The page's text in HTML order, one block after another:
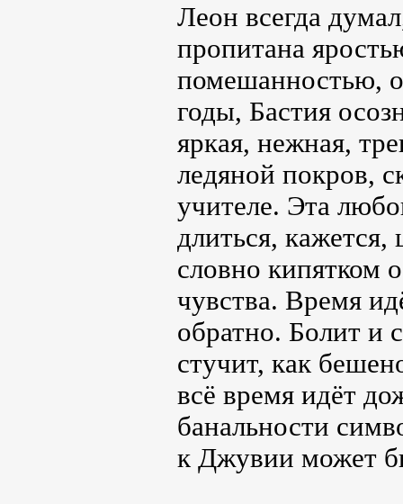
Леон всегда
пропитана
помешанностью,
годы, Бастия
яркая, нежная,
ледяной покров,
учителе. Эта
длиться, кажется,
словно кипятком
чувства. Время
обратно. Болит и
стучит, как
всё время идёт
банальности
к Джувии может